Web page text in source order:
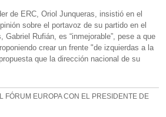
de ERC, Oriol Junqueras, insistió en el
sobre el portavoz de su partido en el
Gabriel Rufián, es “inmejorable”, pese a que
crear un frente "de izquierdas a la
que la dirección nacional de su
FÓRUM EUROPA CON EL PRESIDENTE DE